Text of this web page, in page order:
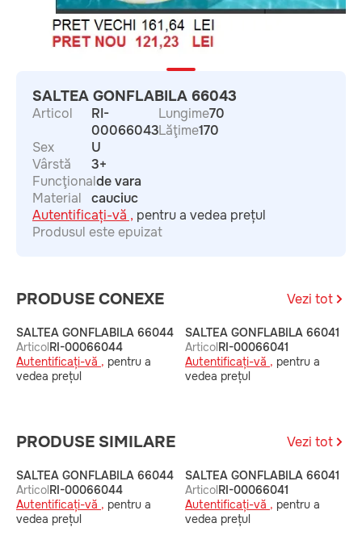
SALTEA GONFLABILA 66043
Articol
RI-
00066043
Sex
U
Vârstă
3+
Funcţionalde vara
Material
cauciuc
Lungime70
Lăţime170
Autentificați-vă , pentru a vedea prețul
Produsul este epuizat
PRODUSE CONEXE Vezi tot
SALTEA GONFLABILA 66044
ArticolRI-00066044
Autentificați-vă , pentru a
vedea prețul
SALTEA GONFLABILA 66041
ArticolRI-00066041
Autentificați-vă , pentru a
vedea prețul
PRODUSE SIMILARE Vezi tot
SALTEA GONFLABILA 66044
ArticolRI-00066044
Autentificați-vă , pentru a
vedea prețul
SALTEA GONFLABILA 66041
ArticolRI-00066041
Autentificați-vă , pentru a
vedea prețul